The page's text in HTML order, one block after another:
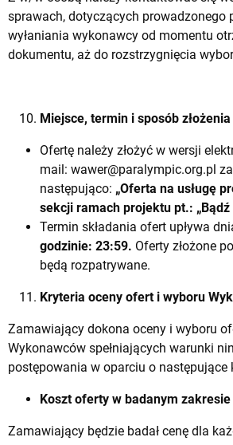
sprawach, dotyczących prowadzonego
wyłaniania wykonawcy od momentu
dokumentu, aż do rozstrzygnięcia
Miejsce, termin i sposób
Ofertę należy złożyć w wersji
mail: wawer@paralympic.org.pl
następująco: „Oferta na usługę
sekcji ramach projektu pt.: „Bądź
Termin składania ofert upływa
godzinie: 23:59. Oferty złożone
będą rozpatrywane.
Kryteria oceny ofert i wyboru
Zamawiający dokona oceny i wyboru
Wykonawców spełniających warunki
postępowania w oparciu o następujące
Koszt oferty w badanym zakresie
Zamawiający będzie badał cenę dla